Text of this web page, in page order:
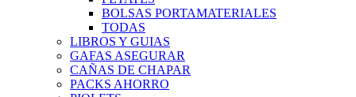
BOLSAS PORTAMATERIALES
TODAS
LIBROS Y GUIAS
GAFAS ASEGURAR
CAÑAS DE CHAPAR
PACKS AHORRO